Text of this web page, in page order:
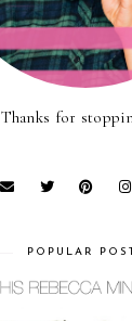
Thanks for
POPULAR